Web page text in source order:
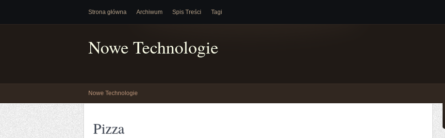
Strona główna Archiwum Spis Treści Tagi
Nowe Technologie
Nowe Technologie
Pizza